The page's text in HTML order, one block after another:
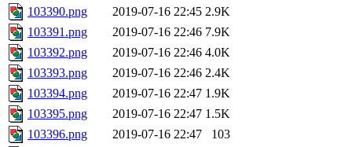
103390.png
2019-07-16 22:45 2.9K
103391.png
2019-07-16 22:46 7.9K
103392.png
2019-07-16 22:46 4.0K
103393.png
2019-07-16 22:46 2.4K
103394.png
2019-07-16 22:47 1.9K
103395.png
2019-07-16 22:47 1.5K
103396.png
2019-07-16 22:47
103